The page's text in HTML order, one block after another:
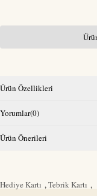
Ürün Özellikleri
Yorumlar(0)
Ürün Önerileri
Hediye Kartı ,Tebrik Kartı ,